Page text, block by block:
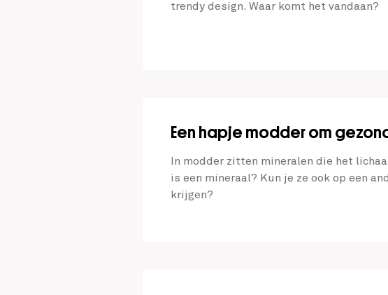
trendy design. Waar komt het vandaan?
Een hapje modder om
In modder zitten mineralen die het
is een mineraal? Kun je ze ook op een
krijgen?